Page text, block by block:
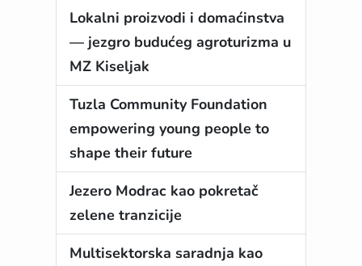
Lokalni proizvodi i domaćinstva
— jezgro budućeg agroturizma u
MZ Kiseljak
Tuzla Community Foundation
empowering young people to
shape their future
Jezero Modrac kao pokretač
zelene tranzicije
Multisektorska saradnja kao